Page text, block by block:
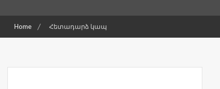
Home Հետադարձ կապ